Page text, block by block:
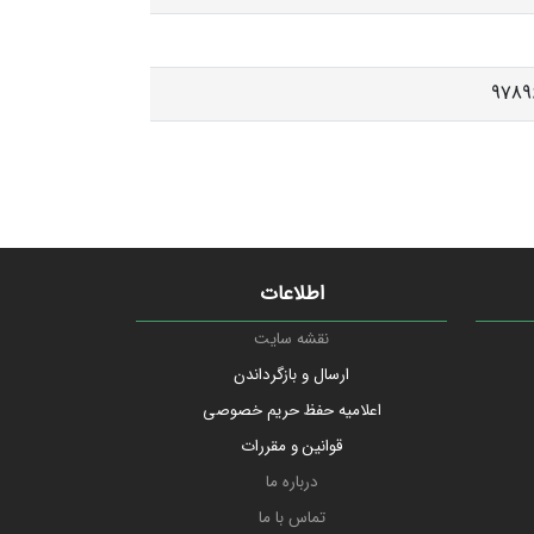
اطلاعات
نقشه سایت
ارسال و بازگرداندن
اعلامیه حفظ حریم خصوصی
قوانین و مقررات
درباره ما
تماس با ما